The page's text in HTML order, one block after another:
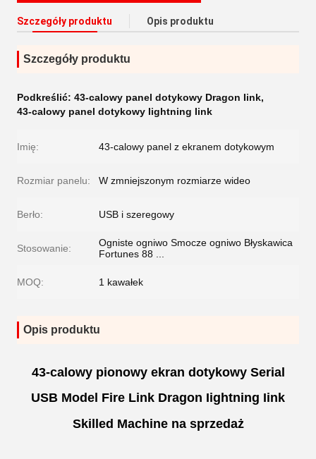
Szczegóły produktu Opis produktu
Szczegóły produktu
Podkreślić: 43-calowy panel dotykowy Dragon Iink,
43-calowy panel dotykowy Iightning Iink
Imię: 43-calowy panel z ekranem dotykowym
Rozmiar panelu: W zmniejszonym rozmiarze wideo
Berło: USB i szeregowy
Stosowanie:
Ogniste ogniwo Smocze ogniwo Błyskawica
Fortunes 88 ...
MOQ: 1 kawałek
Opis produktu
43-calowy pionowy ekran dotykowy Serial
USB Model Fire Link Dragon Iightning Iink
Skilled Machine na sprzedaż